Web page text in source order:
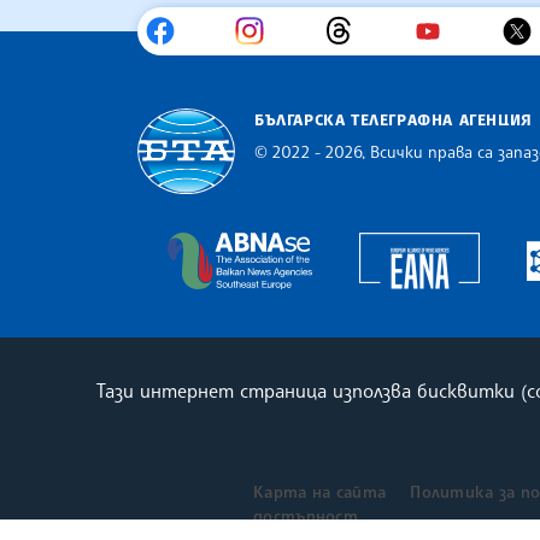
БЪЛГАРСКА ТЕЛЕГРАФНА АГЕНЦИЯ
© 2022 - 2026, Всички права са
The Assocoation of the
Карта на сайта
Политика за
достъпност
Тази интернет страница използва бисквитки